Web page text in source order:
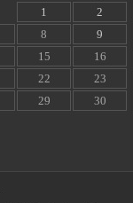
1
2
8
9
15
16
22
23
29
30